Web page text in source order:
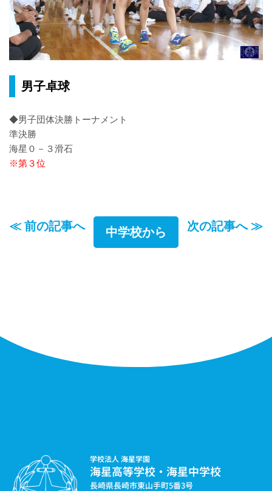
男子卓球
◆男子団体決勝トーナメント
準決勝
海星０－３滑石
※第３位
≪ 前の記事へ 中学校から 次の記事へ ≫
学校法人 海星学園
海星高等学校・海星中学校
長崎県長崎市東山手町5番3号